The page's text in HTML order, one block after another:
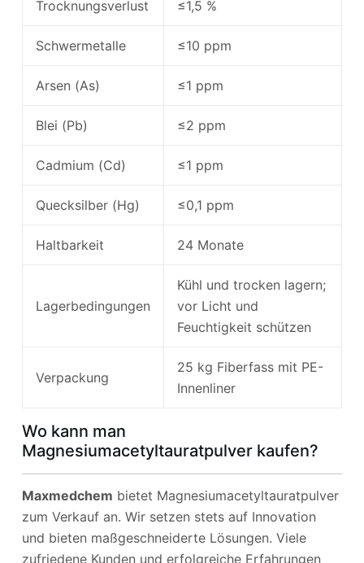
Trocknungsverlust ≤1,5 %
Schwermetalle ≤10 ppm
Arsen (As) ≤1 ppm
Blei (Pb) ≤2 ppm
Cadmium (Cd) ≤1 ppm
Quecksilber (Hg) ≤0,1 ppm
Haltbarkeit 24 Monate
Lagerbedingungen
Kühl und trocken lagern;
vor Licht und
Feuchtigkeit schützen
Verpackung
25 kg Fiberfass mit PE-
Innenliner
Wo kann man
Magnesiumacetyltauratpulver kaufen?
Maxmedchem bietet Magnesiumacetyltauratpulver
zum Verkauf an. Wir setzen stets auf Innovation
und bieten maßgeschneiderte Lösungen. Viele
zufriedene Kunden und erfolgreiche Erfahrungen